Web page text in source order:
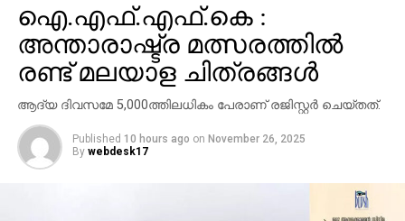
ഐ.എഫ്.എഫ്.കെ :
അന്താരാഷ്ട്ര മത്സരത്തില്‍
രണ്ട് മലയാള ചിത്രങ്ങള്‍
ആദ്യ ദിവസമേ 5,000ത്തിലധികം പേരാണ് രജിസ്റ്റര്‍ ചെയ്തത്.
Published 10 hours ago on November 26, 2025
By webdesk17